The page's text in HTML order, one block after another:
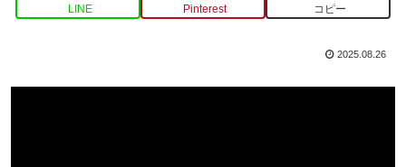
LINE Pinterest コピー
2025.08.26